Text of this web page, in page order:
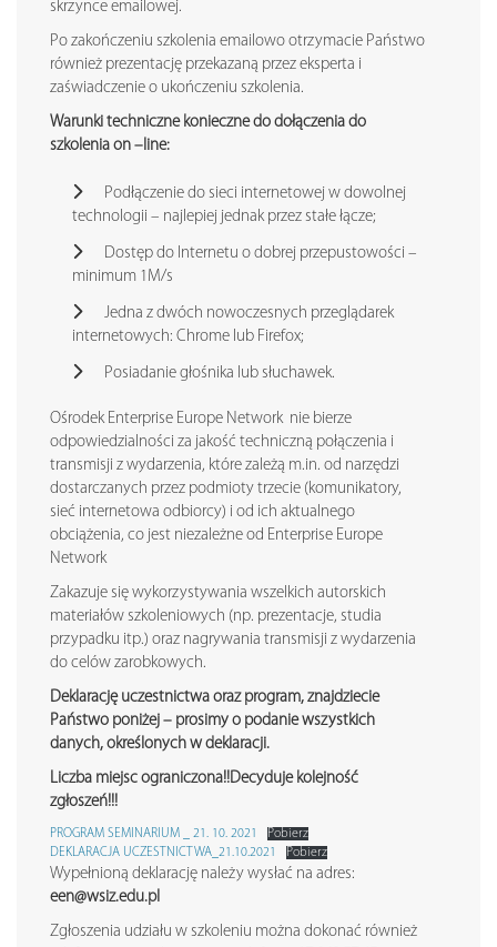
skrzynce emailowej.
Po zakończeniu szkolenia emailowo otrzymacie Państwo
również prezentację przekazaną przez eksperta i
zaświadczenie o ukończeniu szkolenia.
Warunki techniczne konieczne do dołączenia do
szkolenia on –line:
Podłączenie do sieci internetowej w dowolnej
technologii – najlepiej jednak przez stałe łącze;
Dostęp do Internetu o dobrej przepustowości –
minimum 1M/s
Jedna z dwóch nowoczesnych przeglądarek
internetowych: Chrome lub Firefox;
Posiadanie głośnika lub słuchawek.
Ośrodek Enterprise Europe Network nie bierze
odpowiedzialności za jakość techniczną połączenia i
transmisji z wydarzenia, które zależą m.in. od narzędzi
dostarczanych przez podmioty trzecie (komunikatory,
sieć internetowa odbiorcy) i od ich aktualnego
obciążenia, co jest niezależne od Enterprise Europe
Network
Zakazuje się wykorzystywania wszelkich autorskich
materiałów szkoleniowych (np. prezentacje, studia
przypadku itp.) oraz nagrywania transmisji z wydarzenia
do celów zarobkowych.
Deklarację uczestnictwa oraz program, znajdziecie
Państwo poniżej – prosimy o podanie wszystkich
danych, określonych w deklaracji.
Liczba miejsc ograniczona!!Decyduje kolejność
zgłoszeń!!!
PROGRAM SEMINARIUM _ 21. 10. 2021
Pobierz
DEKLARACJA UCZESTNICTWA_21.10.2021
Pobierz
Wypełnioną deklarację należy wysłać na adres:
een@wsiz.edu.pl
Zgłoszenia udziału w szkoleniu można dokonać również